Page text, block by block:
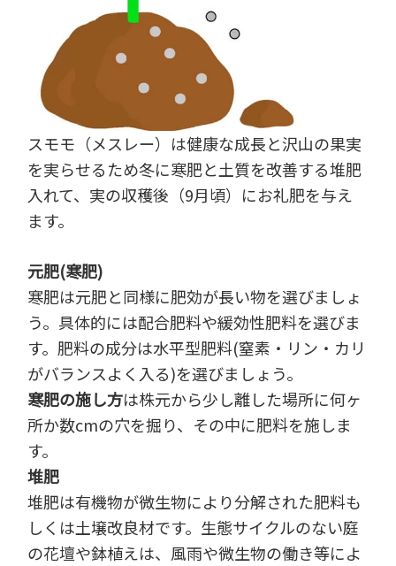
スモモ（メスレー）は健康な成長と沢山の果実
を実らせるため冬に寒肥と土質を改善する堆肥
入れて、実の収穫後（9月頃）にお礼肥を与え
ます。
元肥(寒肥)
寒肥は元肥と同様に肥効が長い物を選びましょ
う。具体的には配合肥料や緩効性肥料を選びま
す。肥料の成分は水平型肥料(窒素・リン・カリ
がバランスよく入る)を選びましょう。
寒肥の施し方は株元から少し離した場所に何ヶ
所か数cmの穴を掘り、その中に肥料を施しま
す。
堆肥
堆肥は有機物が微生物により分解された肥料も
しくは土壌改良材です。生態サイクルのない庭
の花壇や鉢植えは、風雨や微生物の働き等によ